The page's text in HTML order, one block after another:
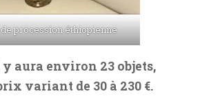
procession éthiopienne
aura environ 23 objets,
variant de 30 à 230 €.